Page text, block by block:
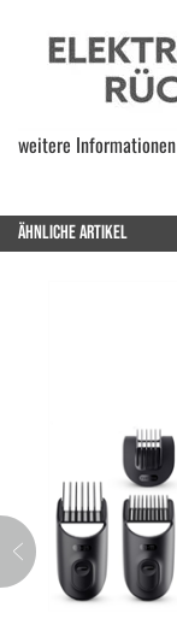
weitere Informationen
ÄHNLICHE ARTIKEL